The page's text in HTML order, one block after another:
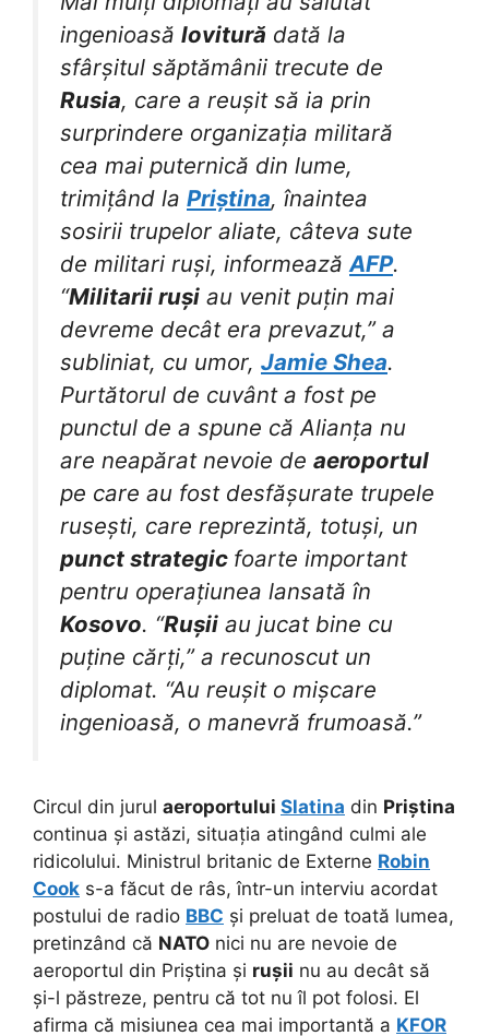
ingenioasă lovitură dată la
sfârșitul săptămânii trecute de
Rusia, care a reușit să ia prin
surprindere organizația militară
cea mai puternică din lume,
trimițând la Priștina, înaintea
sosirii trupelor aliate, câteva sute
de militari ruși, informează AFP.
“Militarii ruși au venit puțin mai
devreme decât era prevazut,” a
subliniat, cu umor, Jamie Shea.
Purtătorul de cuvânt a fost pe
punctul de a spune că Alianța nu
are neapărat nevoie de aeroportul
pe care au fost desfășurate trupele
rusești, care reprezintă, totuși, un
punct strategic foarte important
pentru operațiunea lansată în
Kosovo. “Rușii au jucat bine cu
puține cărți,” a recunoscut un
diplomat. “Au reușit o mișcare
ingenioasă, o manevră frumoasă.”
Circul din jurul aeroportului Slatina din Priștina
continua și astăzi, situația atingând culmi ale
ridicolului. Ministrul britanic de Externe Robin
Cook s-a făcut de râs, într-un interviu acordat
postului de radio BBC și preluat de toată lumea,
pretinzând că NATO nici nu are nevoie de
aeroportul din Priștina și rușii nu au decât să
și-l păstreze, pentru că tot nu îl pot folosi. El
afirma că misiunea cea mai importantă a KFOR